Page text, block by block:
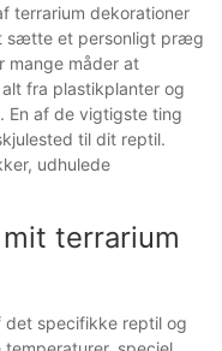
terrarium dekorationer
sætte et personligt præg
mange måder at
fra plastikplanter og
En af de vigtigste ting
til dit reptil.
udhulede
terrarium
specifikke reptil og